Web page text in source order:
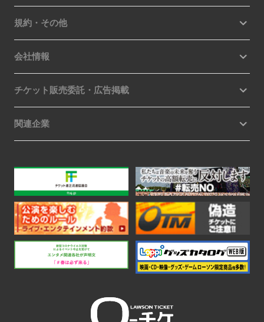
規約・その他
会社情報
チケット販売委託・広告掲載
関連企業